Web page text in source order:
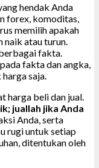
hendak Anda
forex, komoditas,
memilih apakah
naik atau turun.
fakta.
fakta dan angka,
saja.
harga beli dan jual.
juallah jika Anda
Anda, serta
rugi untuk setiap
ditentukan oleh